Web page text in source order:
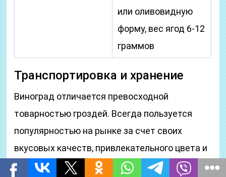
или оливовидную
форму, вес ягод 6-12
граммов
Транспортировка и хранение
Виноград отличается превосходной
товарностью гроздей. Всегда пользуется
популярностью на рынке за счет своих
вкусовых качеств, привлекательного цвета и
удлиненной формы ягод. Хранить виноград